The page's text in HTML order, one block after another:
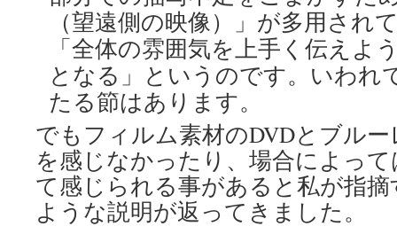
（望遠側の映像）」が多用され
「全体の雰囲気を上手く伝えよ
となる」というのです。いわれ
たる節はあります。
でもフィルム素材のDVDとブル
を感じなかったり、場合によっ
て感じられる事があると私が指
ような説明が返ってきました。